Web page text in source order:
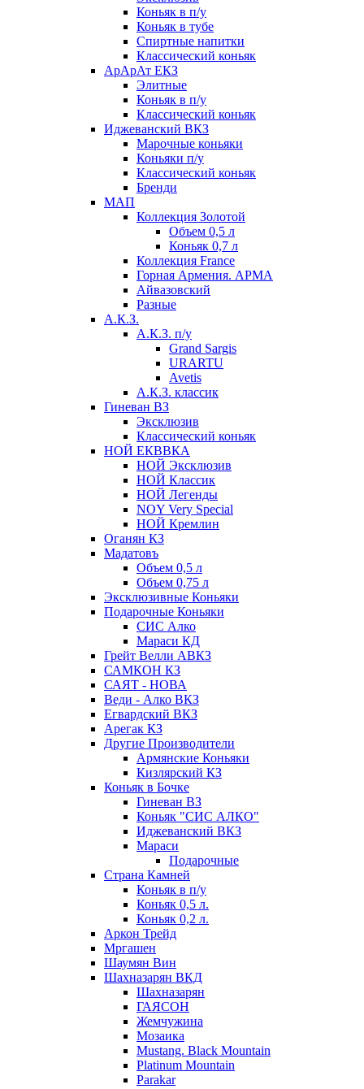
Коньяк в п/у
Коньяк в тубе
Спиртные напитки
Классический коньяк
АрАрАт ЕКЗ
Элитные
Коньяк в п/у
Классический коньяк
Иджеванский ВКЗ
Марочные коньяки
Коньяки п/у
Классический коньяк
Бренди
МАП
Коллекция Золотой
Объем 0,5 л
Коньяк 0,7 л
Коллекция France
Горная Армения. АРМА
Айвазовский
Разные
А.К.З.
А.К.З. п/у
Grand Sargis
URARTU
Avetis
А.К.З. классик
Гиневан ВЗ
Эксклюзив
Классический коньяк
НОЙ ЕКВВКА
НОЙ Эксклюзив
НОЙ Классик
НОЙ Легенды
NOY Very Speсial
НОЙ Кремлин
Оганян КЗ
Мадатовъ
Объем 0,5 л
Объем 0,75 л
Эксклюзивные Коньяки
Подарочные Коньяки
СИС Алко
Мараси КД
Грейт Велли АВКЗ
САМКОН КЗ
САЯТ - НОВА
Веди - Алко ВКЗ
Егвардский ВКЗ
Арегак КЗ
Другие Производители
Армянские Коньяки
Кизлярский КЗ
Коньяк в Бочке
Гиневан ВЗ
Коньяк "СИС АЛКО"
Иджеванский ВКЗ
Мараси
Подарочные
Страна Камней
Коньяк в п/у
Коньяк 0,5 л.
Коньяк 0,2 л.
Аркон Трейд
Мргашен
Шаумян Вин
Шахназарян ВКД
Шахназарян
ГАЯСОН
Жемчужина
Мозаика
Mustang. Black Mountain
Platinum Mountain
Parakar